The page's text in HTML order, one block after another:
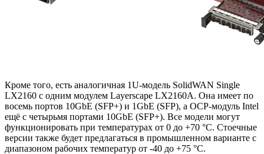
Кроме того, есть аналогичная 1U-модель SolidWAN Single
LX2160 с одним модулем Layerscape LX2160A. Она имеет по
восемь портов 10GbE (SFP+) и 1GbE (SFP), а OCP-модуль Intel
ещё с четырьмя портами 10GbE (SFP+). Все модели могут
функционировать при температурах от 0 до +70 °C. Стоечные
версии также будет предлагаться в промышленном варианте с
диапазоном рабочих температур от -40 до +75 °C.